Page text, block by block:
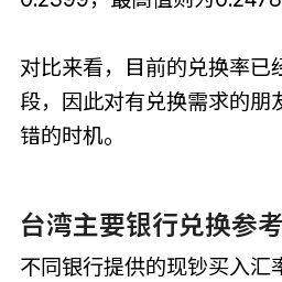
对比来看，目前的兑换率已
段，因此对有兑换需求的朋
错的时机。
台湾主要银行兑换参考
不同银行提供的现钞买入汇